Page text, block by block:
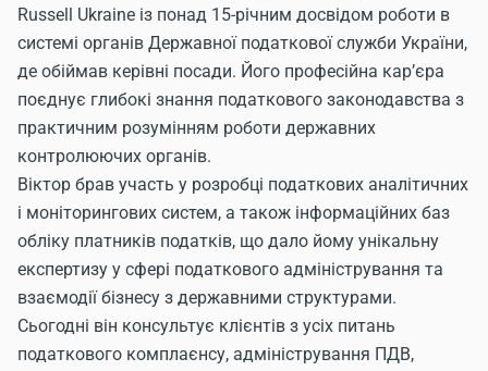
Russell Ukraine із понад 15-річним досвідом роботи в
системі органів Державної податкової служби України,
де обіймав керівні посади. Його професійна кар’єра
поєднує глибокі знання податкового законодавства з
практичним розумінням роботи державних
контролюючих органів.
Віктор брав участь у розробці податкових аналітичних
і моніторингових систем, а також інформаційних баз
обліку платників податків, що дало йому унікальну
експертизу у сфері податкового адміністрування та
взаємодії бізнесу з державними структурами.
Сьогодні він консультує клієнтів з усіх питань
податкового комплаєнсу, адміністрування ПДВ,